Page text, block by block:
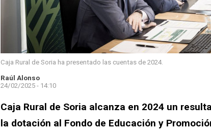
Caja Rural de Soria ha presentado las cuentas de 2024.
Raúl Alonso
24/02/2025 - 14:10
Caja Rural de Soria alcanza en 2024 un
la dotación al Fondo de Educación y